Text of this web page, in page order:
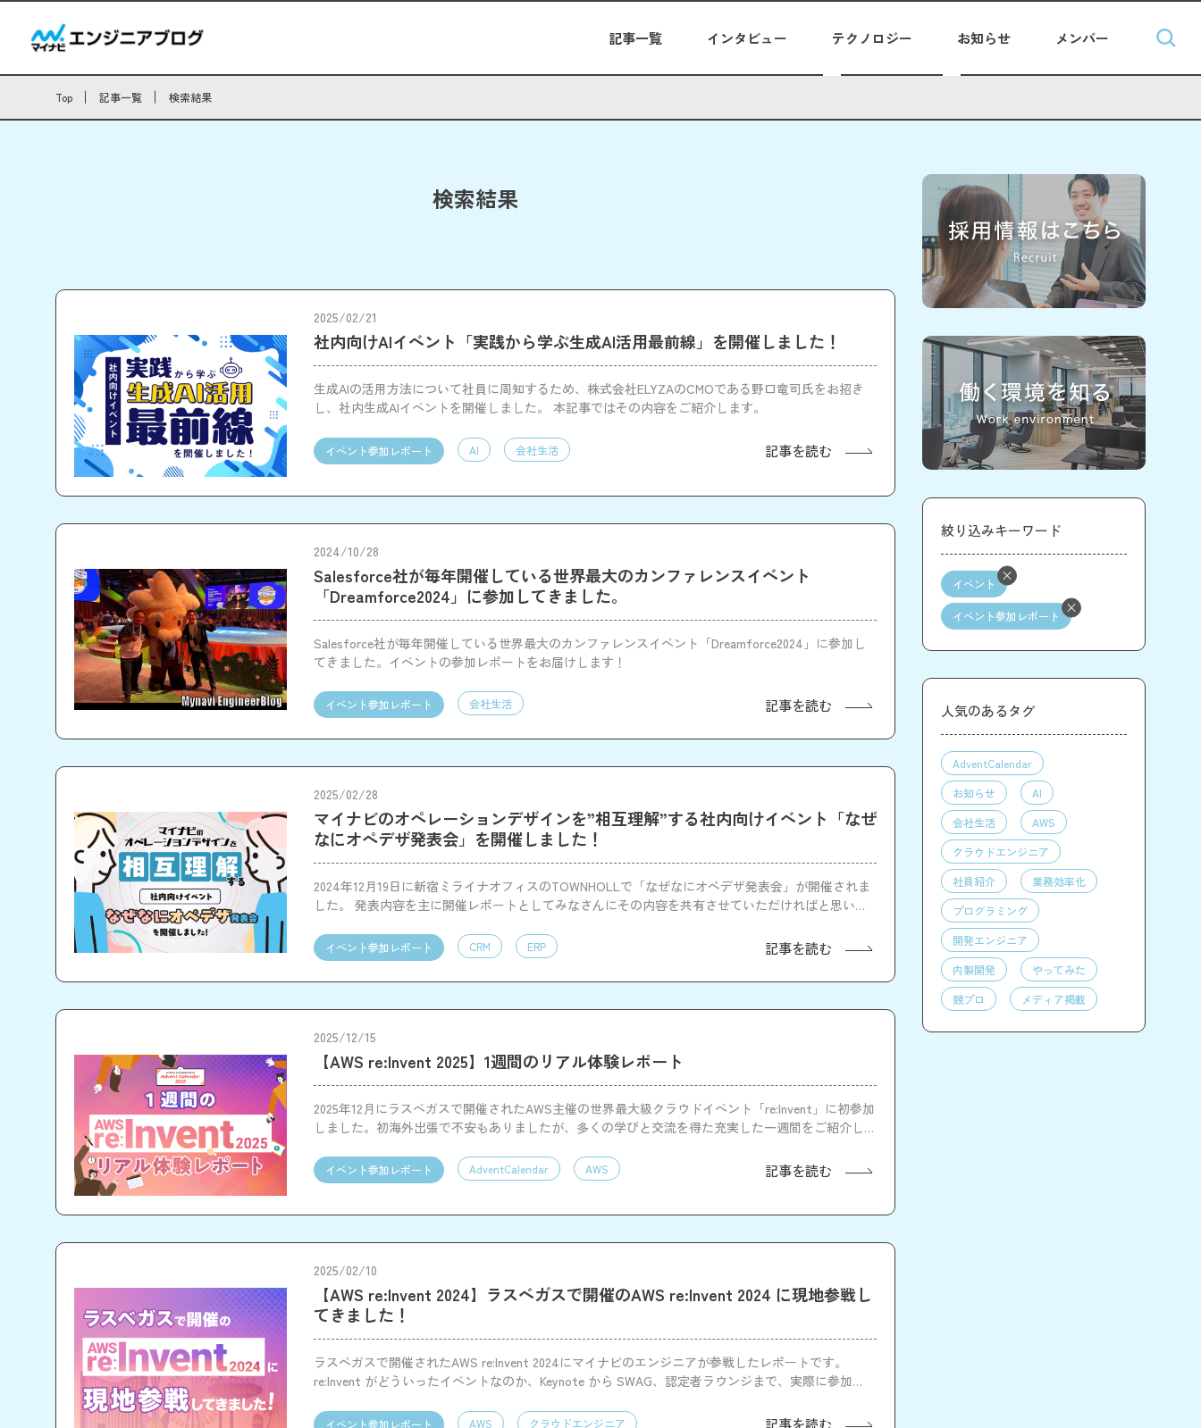
記事一覧 インタビュー テクノロジー お知らせ メンバー
Top 記事一覧 検索結果
検索結果
2025/02/21
社内向けAIイベント「実践から学ぶ生成AI活用最前線」を開催しました！
生成AIの活用方法について社員に周知するため、株式会社ELYZAのCMOである野口竜司氏をお招き
し、社内生成AIイベントを開催しました。 本記事ではその内容をご紹介します。
イベント参加レポート AI 会社生活 記事を読む
2024/10/28
Salesforce社が毎年開催している世界最大のカンファレンスイベント
「Dreamforce2024」に参加してきました。
Salesforce社が毎年開催している世界最大のカンファレンスイベント「Dreamforce2024」に参加し
てきました。イベントの参加レポートをお届けします！
イベント参加レポート 会社生活 記事を読む
2025/02/28
マイナビのオペレーションデザインを”相互理解”する社内向けイベント「なぜ
なにオペデザ発表会」を開催しました！
2024年12月19日に新宿ミライナオフィスのTOWNHOLLで「なぜなにオペデザ発表会」が開催されま
した。 発表内容を主に開催レポートとしてみなさんにその内容を共有させていただければと思いま
イベント参加レポート CRM ERP 記事を読む
2025/12/15
【AWS re:Invent 2025】1週間のリアル体験レポート
2025年12月にラスベガスで開催されたAWS主催の世界最大級クラウドイベント「re:Invent」に初参加
しました。初海外出張で不安もありましたが、多くの学びと交流を得た充実した一週間をご紹介しま
イベント参加レポート AdventCalendar AWS 記事を読む
2025/02/10
【AWS re:Invent 2024】ラスベガスで開催のAWS re:Invent 2024 に現地参戦し
てきました！
ラスベガスで開催されたAWS re:Invent 2024にマイナビのエンジニアが参戦したレポートです。
re:Invent がどういったイベントなのか、Keynote から SWAG、認定者ラウンジまで、実際に参加し
イベント参加レポート AWS クラウドエンジニア 記事を読む
絞り込みキーワード
イベント
イベント参加レポート
人気のあるタグ
AdventCalendar
お知らせ
AI
会社生活
AWS
クラウドエンジニア
社員紹介
業務効率化
プログラミング
開発エンジニア
内製開発
やってみた
競プロ
メディア掲載